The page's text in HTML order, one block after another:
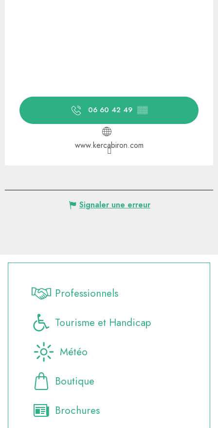
06 60 42 49 ▒▒
www.kercabiron.com
Signaler une erreur
Professionnels
Tourisme et Handicap
Météo
Boutique
Brochures